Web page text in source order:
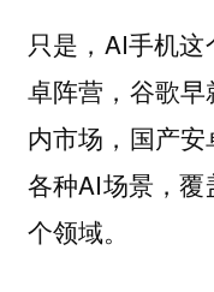
只是，AI手机
卓阵营，谷歌
内市场，国产
各种AI场景，
个领域。